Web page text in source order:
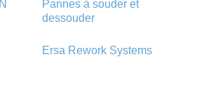
Pannes à souder et
dessouder
Ersa Rework Systems